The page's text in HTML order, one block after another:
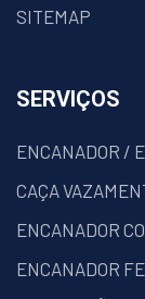
SITEMAP
SERVIÇOS
ENCANADOR /
CAÇA
ENCANADOR
ENCANADOR